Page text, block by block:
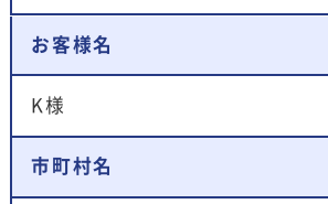
お客様名
K様
市町村名